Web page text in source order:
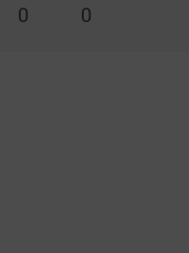
0 0